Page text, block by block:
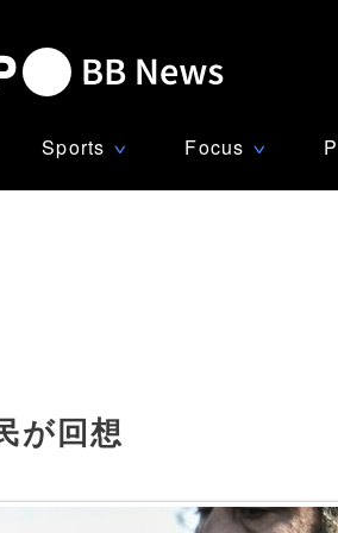
Sports ∨ Focus ∨
が回想